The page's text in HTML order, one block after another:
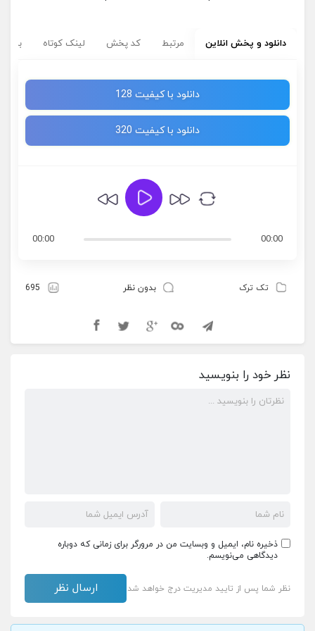
دانلود و پخش انلاین مرتبط کد پخش لینک کوتاه
دانلود با کیفیت 128
دانلود با کیفیت 320
00:00
00:00
تک ترک بدون نظر 695
نظر خود را بنویسید
ذخیره نام، ایمیل و وبسایت من در مرورگر برای زمانی که دوباره
دیدگاهی می‌نویسم.
نظر شما پس از تایید مدیریت درج خواهد شد